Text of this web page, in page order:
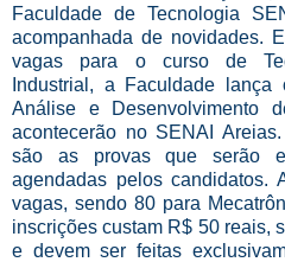
Faculdade de Tecnologia
acompanhada de novidades.
vagas para o curso de
Industrial, a Faculdade
Análise e Desenvolvimento
acontecerão no SENAI
são as provas que serão
agendadas pelos candidatos.
vagas, sendo 80 para
inscrições custam R$ 50 reais,
e devem ser feitas